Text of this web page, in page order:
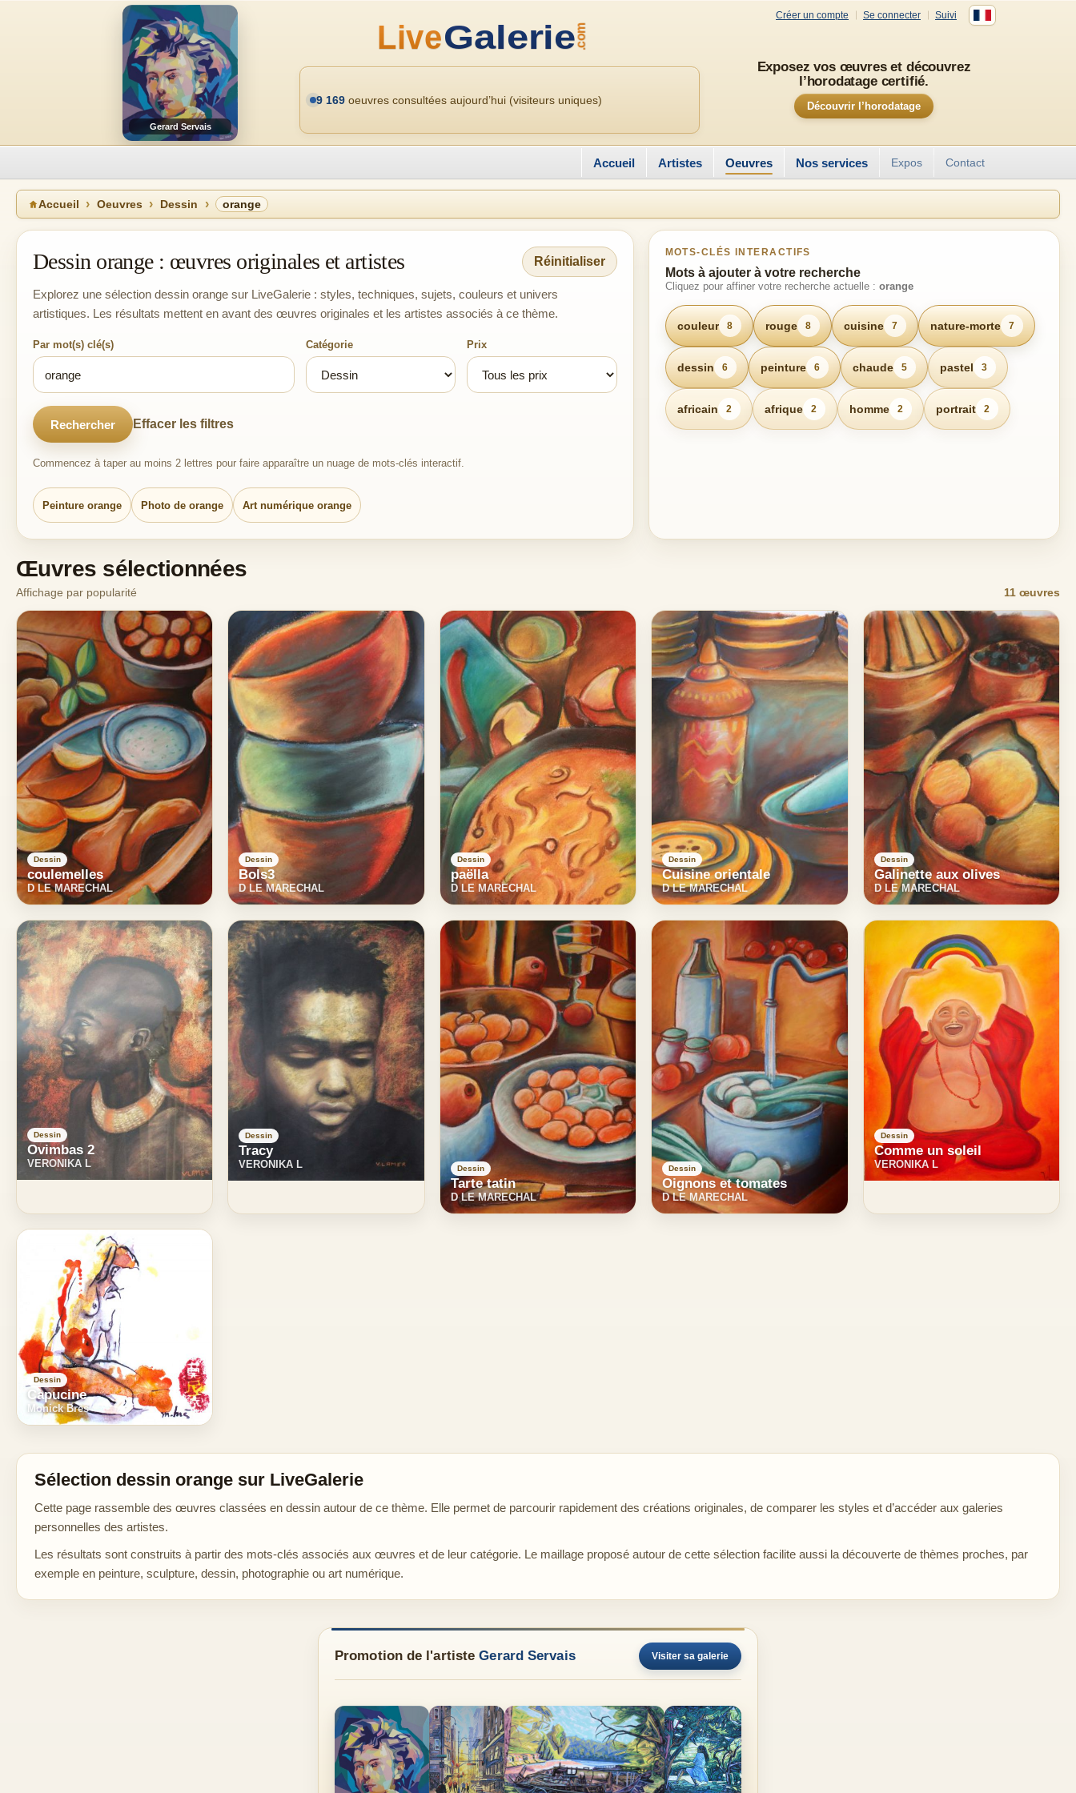
Gerard Servais
Créer un compte Se connecter Suivi
Exposez vos œuvres et découvrez
l’horodatage certifié.
Découvrir l’horodatage
9 169 oeuvres consultées aujourd’hui (visiteurs uniques)
Accueil Artistes Oeuvres Nos services Expos Contact
Accueil Oeuvres Dessin orange
Dessin orange : œuvres originales et artistes Réinitialiser
Explorez une sélection dessin orange sur LiveGalerie : styles, techniques, sujets, couleurs et univers
artistiques. Les résultats mettent en avant des œuvres originales et les artistes associés à ce thème.
Par mot(s) clé(s) Catégorie Prix
Rechercher Effacer les filtres
Commencez à taper au moins 2 lettres pour faire apparaître un nuage de mots-clés interactif.
Peinture orange Photo de orange Art numérique orange
MOTS-CLÉS INTERACTIFS
Mots à ajouter à votre recherche
Cliquez pour affiner votre recherche actuelle : orange
couleur 8 rouge 8 cuisine 7 nature-morte 7
dessin 6 peinture 6 chaude 5 pastel 3
africain 2 afrique 2 homme 2 portrait 2
Œuvres sélectionnées
Affichage par popularité 11 œuvres
Dessin
coulemelles
D LE MARECHAL
Dessin
Bols3
D LE MARECHAL
Dessin
paëlla
D LE MARECHAL
Dessin
Cuisine orientale
D LE MARECHAL
Dessin
Galinette aux olives
D LE MARECHAL
Dessin
Ovimbas 2
VERONIKA L
Dessin
Tracy
VERONIKA L Dessin
Tarte tatin
D LE MARECHAL
Dessin
Oignons et tomates
D LE MARECHAL
Dessin
Comme un soleil
VERONIKA L
Dessin
Capucine
Monick Bres
Sélection dessin orange sur LiveGalerie
Cette page rassemble des œuvres classées en dessin autour de ce thème. Elle permet de parcourir rapidement des créations originales, de comparer les styles et d’accéder aux galeries
personnelles des artistes.
Les résultats sont construits à partir des mots-clés associés aux œuvres et de leur catégorie. Le maillage proposé autour de cette sélection facilite aussi la découverte de thèmes proches, par
exemple en peinture, sculpture, dessin, photographie ou art numérique.
Promotion de l'artisteGerard Servais Visiter sa galerie